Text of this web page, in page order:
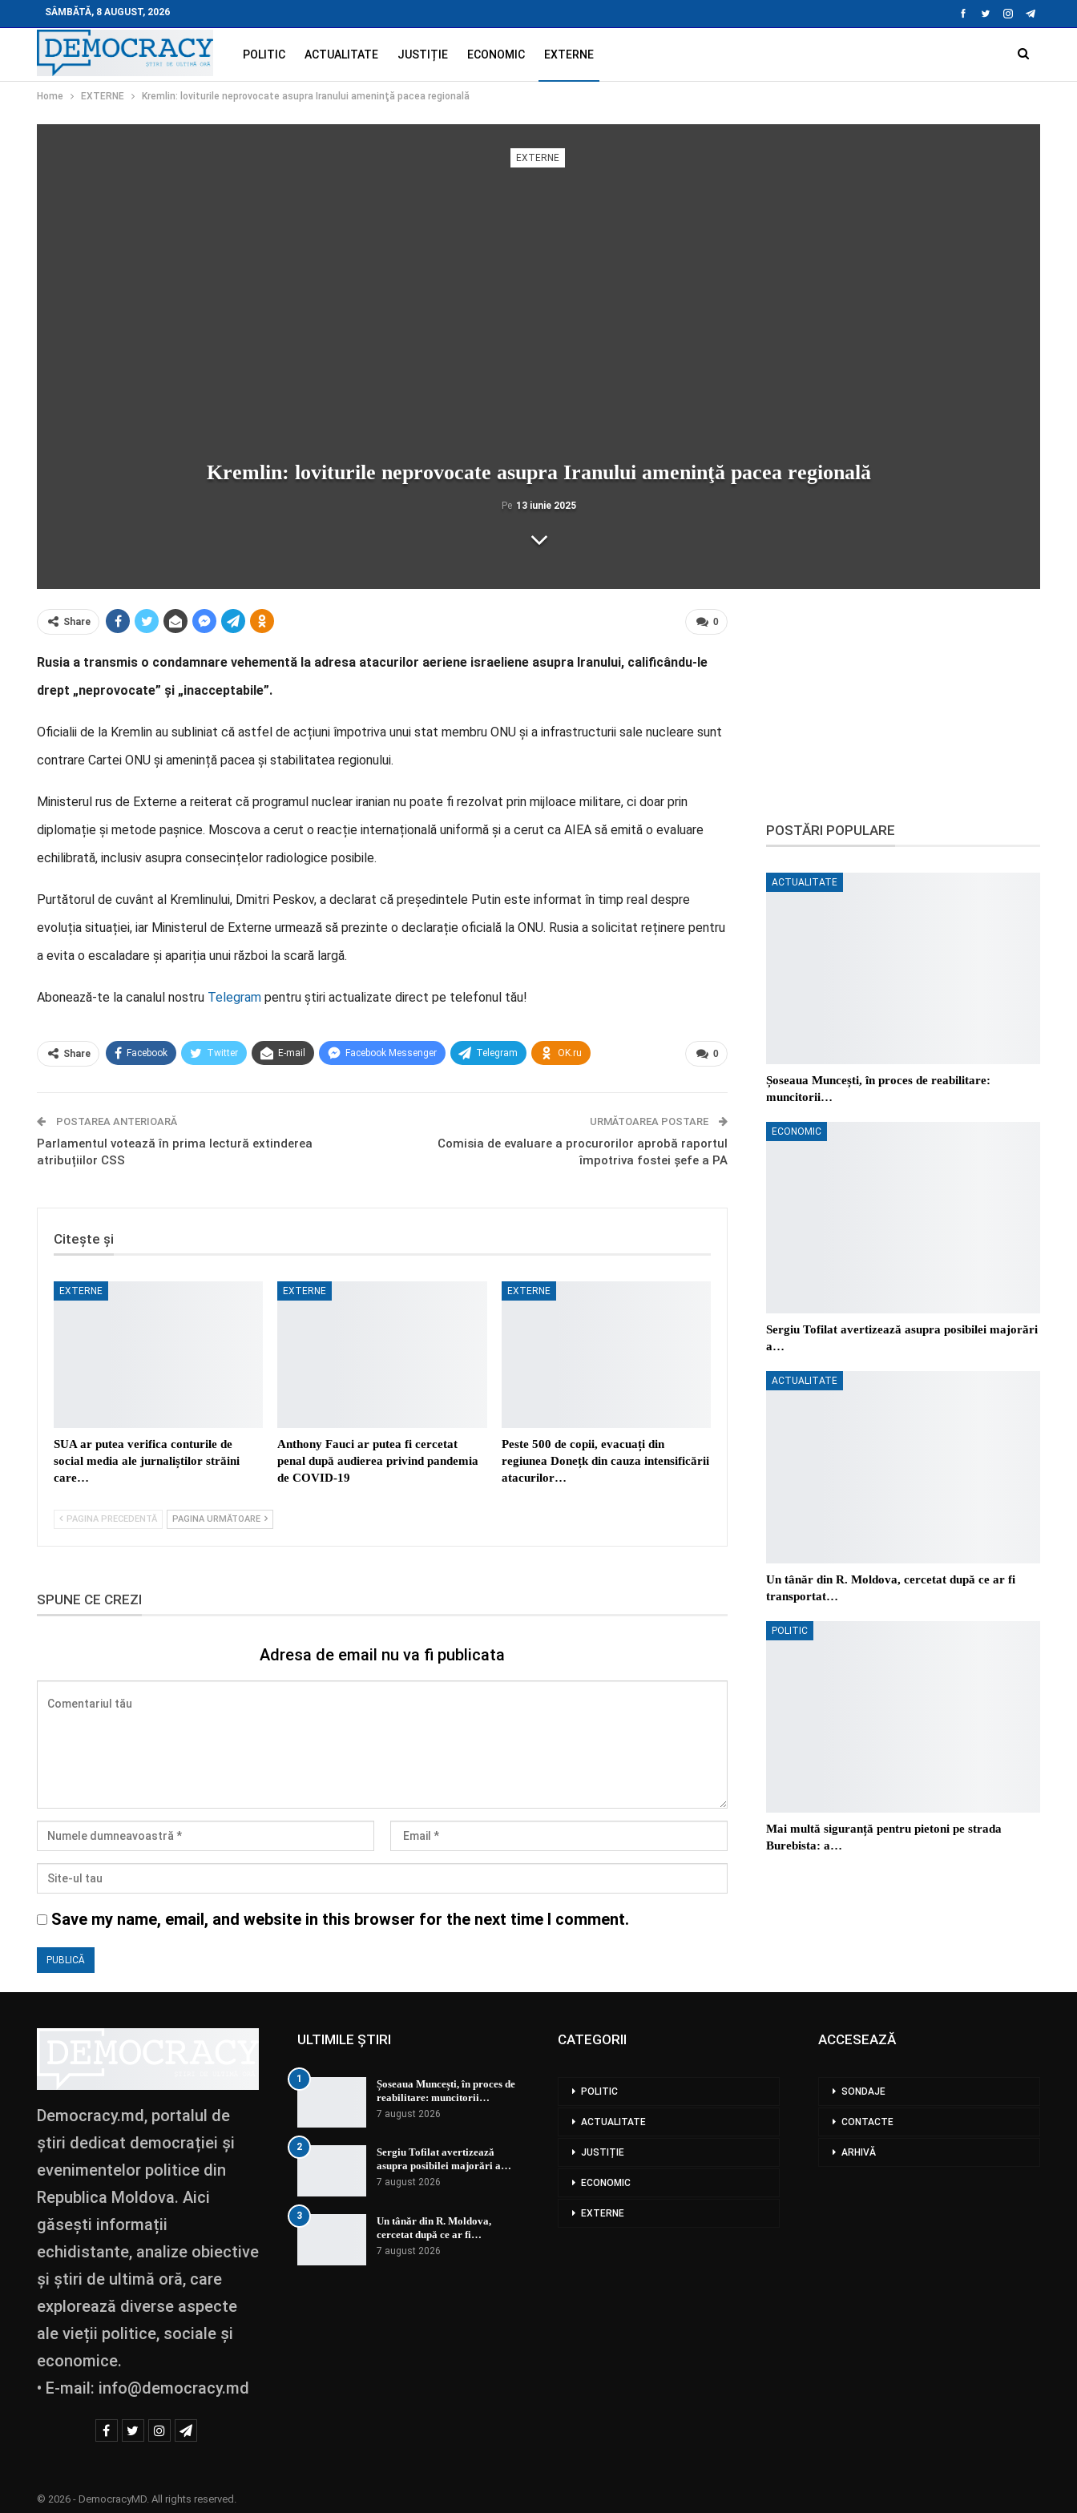
SÂMBĂTĂ, 8 AUGUST, 2026
POLITIC ACTUALITATE JUSTIȚIE ECONOMIC EXTERNE
Home EXTERNE Kremlin: loviturile neprovocate asupra Iranului ameninţă pacea regională
EXTERNE
Kremlin: loviturile neprovocate asupra Iranului ameninţă pacea regională
Pe 13 iunie 2025
0
Share
Rusia a transmis o condamnare vehementă la adresa atacurilor aeriene israeliene asupra Iranului, calificându-le
drept „neprovocate” și „inacceptabile”.
Oficialii de la Kremlin au subliniat că astfel de acțiuni împotriva unui stat membru ONU și a infrastructurii sale nucleare sunt
contrare Cartei ONU și amenință pacea și stabilitatea regionului.
Ministerul rus de Externe a reiterat că programul nuclear iranian nu poate fi rezolvat prin mijloace militare, ci doar prin
diplomație și metode pașnice. Moscova a cerut o reacție internațională uniformă și a cerut ca AIEA să emită o evaluare
echilibrată, inclusiv asupra consecințelor radiologice posibile.
Purtătorul de cuvânt al Kremlinului, Dmitri Peskov, a declarat că președintele Putin este informat în timp real despre
evoluția situației, iar Ministerul de Externe urmează să prezinte o declarație oficială la ONU. Rusia a solicitat reținere pentru
a evita o escaladare și apariția unui război la scară largă.
Abonează-te la canalul nostru Telegram pentru știri actualizate direct pe telefonul tău!
0
Share Facebook Twitter E-mail Facebook Messenger Telegram OK.ru
POSTAREA ANTERIOARĂ
Parlamentul votează în prima lectură extinderea
atribuțiilor CSS
URMĂTOAREA POSTARE
Comisia de evaluare a procurorilor aprobă raportul
împotriva fostei șefe a PA
Citește și
EXTERNE
SUA ar putea verifica conturile de
social media ale jurnaliștilor străini
care…
EXTERNE
Anthony Fauci ar putea fi cercetat
penal după audierea privind pandemia
de COVID-19
EXTERNE
Peste 500 de copii, evacuați din
regiunea Donețk din cauza intensificării
atacurilor…
PAGINA PRECEDENTĂ PAGINA URMĂTOARE
SPUNE CE CREZI
Adresa de email nu va fi publicata
Save my name, email, and website in this browser for the next time I comment.
POSTĂRI POPULARE
ACTUALITATE
Șoseaua Muncești, în proces de reabilitare:
muncitorii…
ECONOMIC
Sergiu Tofilat avertizează asupra posibilei majorări
a…
ACTUALITATE
Un tânăr din R. Moldova, cercetat după ce ar fi
transportat…
POLITIC
Mai multă siguranță pentru pietoni pe strada
Burebista: a…
Democracy.md, portalul de
știri dedicat democrației și
evenimentelor politice din
Republica Moldova. Aici
găsești informații
echidistante, analize obiective
și știri de ultimă oră, care
explorează diverse aspecte
ale vieții politice, sociale și
economice.
• E-mail: info@democracy.md
ULTIMILE ȘTIRI
1
Șoseaua Muncești, în proces de
reabilitare: muncitorii…
7 august 2026
2
Sergiu Tofilat avertizează
asupra posibilei majorări a…
7 august 2026
3
Un tânăr din R. Moldova,
cercetat după ce ar fi…
7 august 2026
CATEGORII
POLITIC
ACTUALITATE
JUSTIȚIE
ECONOMIC
EXTERNE
ACCESEAZĂ
SONDAJE
CONTACTE
ARHIVĂ
© 2026 - DemocracyMD. All rights reserved.